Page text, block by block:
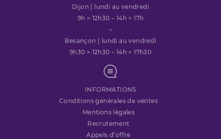
Dijon | lundi au vendredi
9h > 12h30 – 14h > 17h
–
Besançon | lundi au vendredi
9h30 > 12h30 – 14h > 17h30
INFORMATIONS
Conditions générales de ventes
Mentions légales
Recrutement
Appels d’offre